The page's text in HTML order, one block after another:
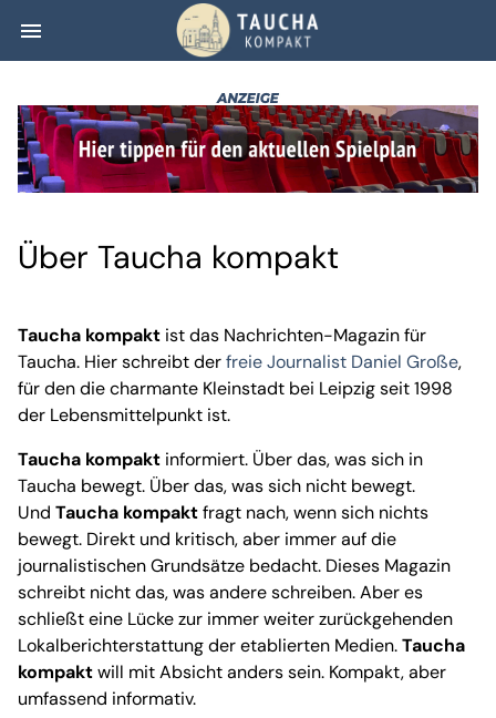
menu Über Taucha
Über Taucha kompakt
Taucha kompakt ist das Nachrichten-Magazin für
Taucha. Hier schreibt derfreie Journalist Daniel Große,
für den die charmante Kleinstadt bei Leipzig seit 1998
der Lebensmittelpunkt ist.
Taucha kompakt informiert. Über das, was sich in
Taucha bewegt. Über das, was sich nicht bewegt.
Und Taucha kompaktfragt nach, wenn sich nichts
bewegt. Direkt und kritisch, aber immer auf die
journalistischen Grundsätze bedacht. Dieses Magazin
schreibt nicht das, was andere schreiben. Aber es
schließt eine Lücke zur immer weiter zurückgehenden
Lokalberichterstattung der etablierten Medien.Taucha
kompaktwill mit Absicht anders sein. Kompakt, aber
umfassend informativ.